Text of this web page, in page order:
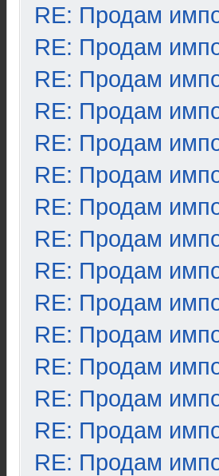
RE: Продам
RE: Продам
RE: Продам
RE: Продам
RE: Продам
RE: Продам
RE: Продам
RE: Продам
RE: Продам
RE: Продам
RE: Продам
RE: Продам
RE: Продам
RE: Продам
RE: Продам